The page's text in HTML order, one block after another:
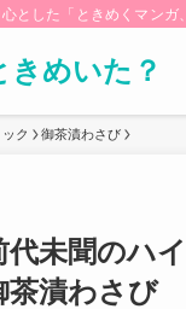
とした「ときめくマンガ
きめいた？
ク 御茶漬わさび
代未聞のハ
茶漬わさび